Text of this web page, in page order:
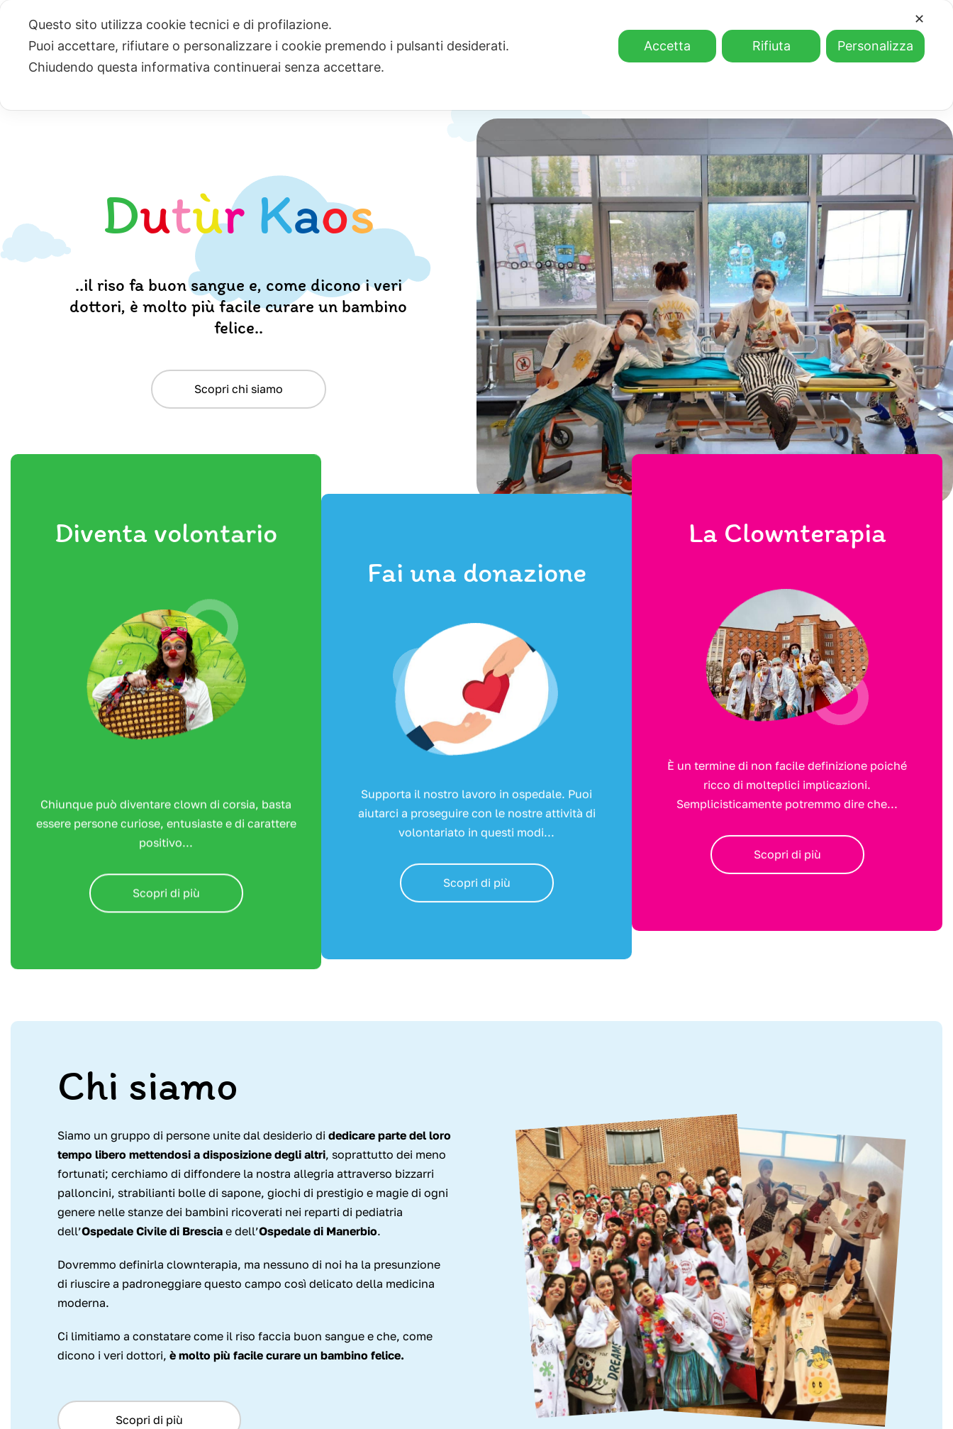
contenuto
Dutùr Kaos
..il riso fa buon sangue e, come dicono i veri
dottori, è molto più facile curare un bambino
felice..
Scopri chi siamo
Diventa volontario
Chiunque può diventare clown di corsia, basta
essere persone curiose, entusiaste e di carattere
positivo...
Scopri di più
Fai una donazione
Supporta il nostro lavoro in ospedale. Puoi
aiutarci a proseguire con le nostre attività di
volontariato in questi modi...
Scopri di più
La Clownterapia
È un termine di non facile definizione poiché
ricco di molteplici implicazioni.
Semplicisticamente potremmo dire che...
Scopri di più
Chi siamo
Siamo un gruppo di persone unite dal desiderio di dedicare parte del loro
tempo libero mettendosi a disposizione degli altri, soprattutto dei meno
fortunati; cerchiamo di diffondere la nostra allegria attraverso bizzarri
palloncini, strabilianti bolle di sapone, giochi di prestigio e magie di ogni
genere nelle stanze dei bambini ricoverati nei reparti di pediatria
dell’Ospedale Civile di Bresciae dell’Ospedale di Manerbio.
Dovremmo definirla clownterapia, ma nessuno di noi ha la presunzione
di riuscire a padroneggiare questo campo così delicato della medicina
moderna.
Ci limitiamo a constatare come il riso faccia buon sangue e che, come
dicono i veri dottori, è molto più facile curare un bambino felice.
Scopri di più
✕
Questo sito utilizza cookie tecnici e di profilazione.
Puoi accettare, rifiutare o personalizzare i cookie premendo i pulsanti desiderati.
Chiudendo questa informativa continuerai senza accettare.
Accetta Rifiuta Personalizza